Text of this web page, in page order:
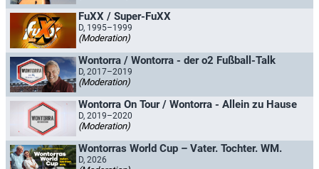
FuXX / Super-FuXX
D, 1995–1999
(Moderation)
Wontorra / Wontorra - der o2 Fußball-Talk
D, 2017–2019
(Moderation)
Wontorra On Tour / Wontorra - Allein zu Hause
D, 2019–2020
(Moderation)
Wontorras World Cup – Vater. Tochter. WM.
D, 2026